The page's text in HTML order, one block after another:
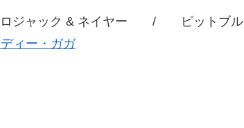
ロジャック & ネイヤー / ピットブル
ィー・ガガ